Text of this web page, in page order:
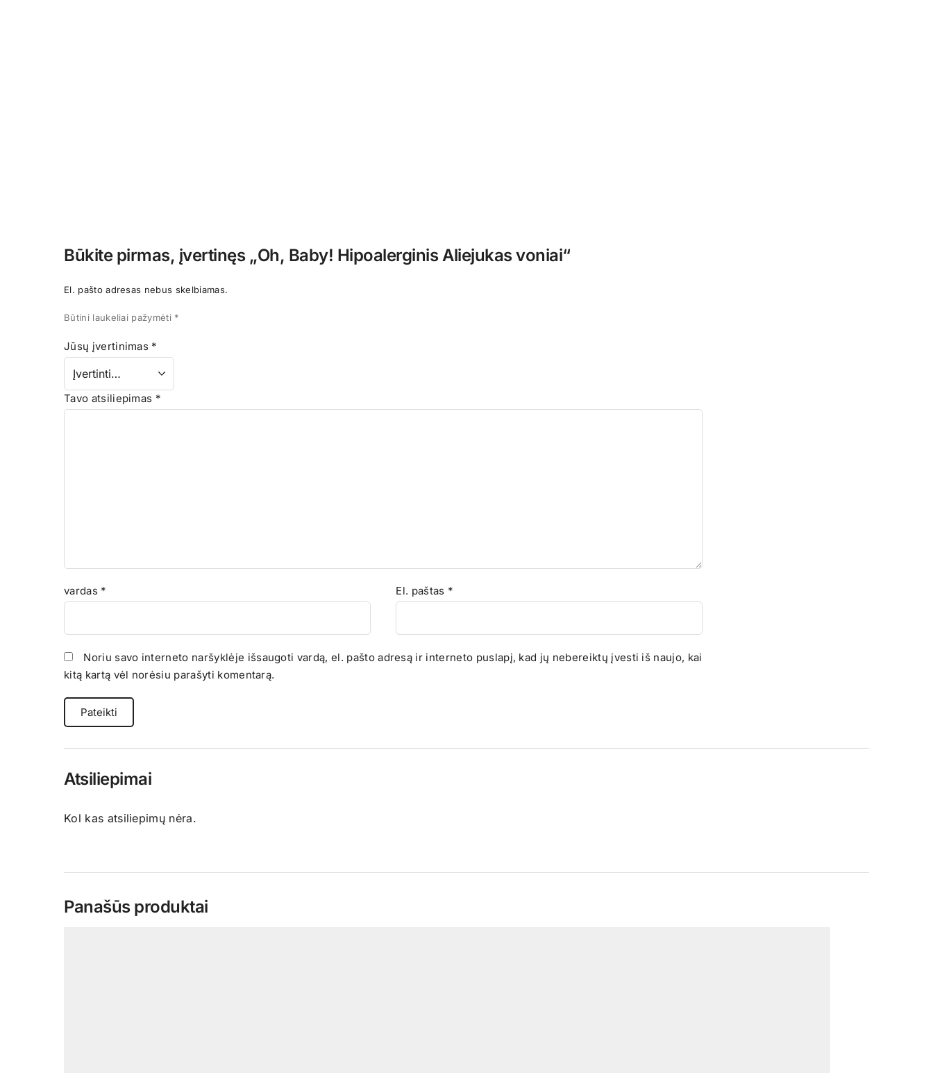
Būkite pirmas, įvertinęs „Oh, Baby! Hipoalerginis Aliejukas voniai“
El. pašto adresas nebus skelbiamas.
Būtini laukeliai pažymėti *
Jūsų įvertinimas *
Tavo atsiliepimas *
vardas * El. paštas *
Noriu savo interneto naršyklėje išsaugoti vardą, el. pašto adresą ir interneto puslapį, kad jų nebereiktų įvesti iš naujo, kai
kitą kartą vėl norėsiu parašyti komentarą.
Atsiliepimai
Kol kas atsiliepimų nėra.
Panašūs produktai